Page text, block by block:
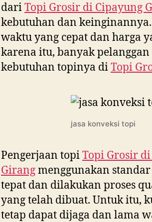
dariTopi Grosir di Cipayung
kebutuhan dan
waktu yang cepat dan harga
karena itu, banyak
kebutuhan topinya diTopi
jasa konveksi topi
Pengerjaan topiTopi Grosir di
Girangmenggunakan
tepat dan dilakukan proses
yang telah dibuat. Untuk itu,
tetap dapat dijaga dan lama